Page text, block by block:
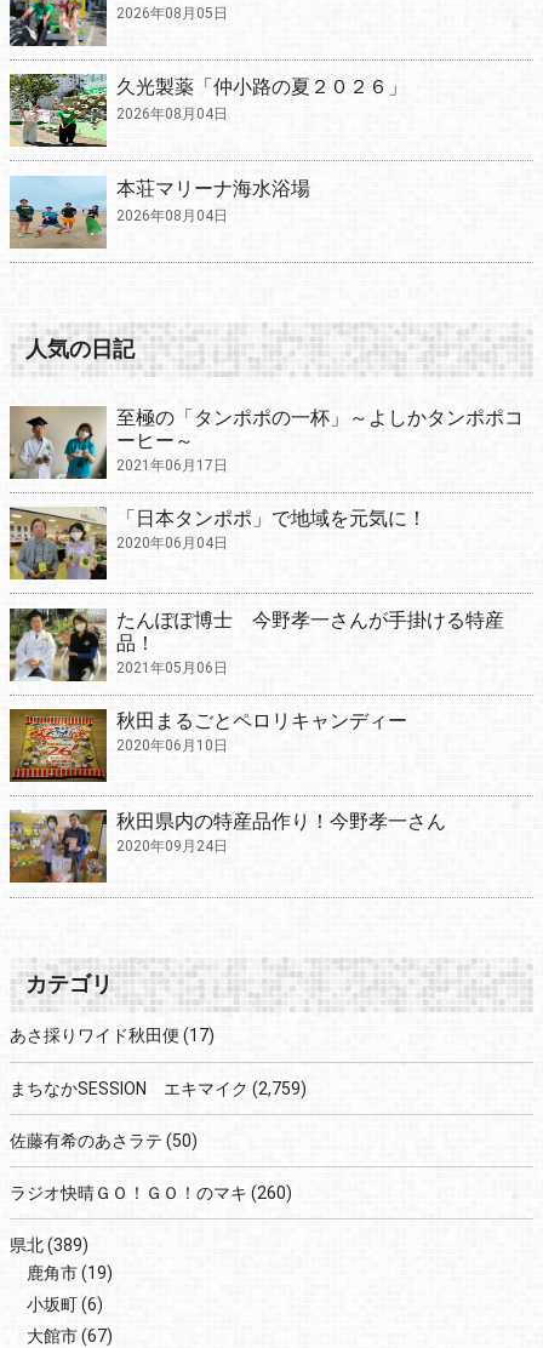
2026年08月05日
久光製薬「仲小路の夏２０２６」
2026年08月04日
本荘マリーナ海水浴場
2026年08月04日
人気の日記
至極の「タンポポの一杯」～よしかタンポポコ
ーヒー～
2021年06月17日
「日本タンポポ」で地域を元気に！
2020年06月04日
たんぽぽ博士 今野孝一さんが手掛ける特産
品！
2021年05月06日
秋田まるごとペロリキャンディー
2020年06月10日
秋田県内の特産品作り！今野孝一さん
2020年09月24日
カテゴリ
あさ採りワイド秋田便 (17)
まちなかSESSION エキマイク (2,759)
佐藤有希のあさラテ (50)
ラジオ快晴ＧＯ！ＧＯ！のマキ (260)
県北(389)
鹿角市(19)
小坂町(6)
大館市(67)